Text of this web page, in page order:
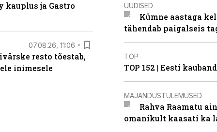
kauplus ja Gastro
07.08.26, 11:06
resto tõestab,
inimesele
UUDISED
Kümne aastaga
tähendab paigalseis
TOP
TOP 152 | Eesti
MAJANDUSTULEMUSED
Rahva Raamatu
omanikult kaasati ka